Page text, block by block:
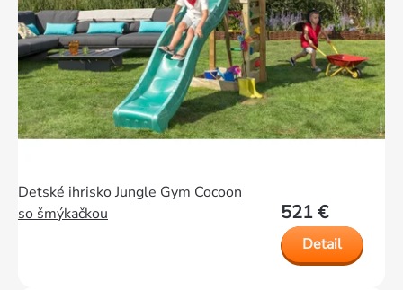
Detské ihrisko Jungle Gym Cocoon
so šmýkačkou
521 €
Detail